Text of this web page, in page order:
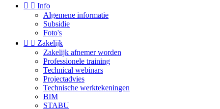
  Info
Algemene informatie
Subsidie
Foto's
  Zakelijk
Zakelijk afnemer worden
Professionele training
Technical webinars
Projectadvies
Technische werktekeningen
BIM
STABU